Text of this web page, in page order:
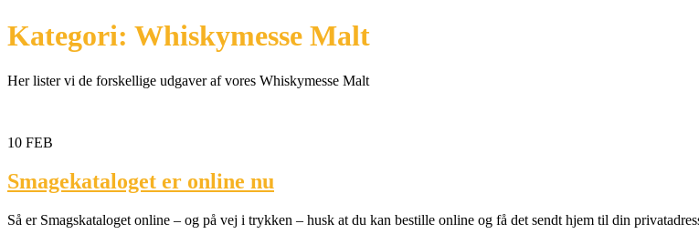
Kategori: Whiskymesse Malt
Her lister vi de forskellige udgaver af vores Whiskymesse Malt
10 FEB
Smagekataloget er online nu
Så er Smagskataloget online – og på vej i trykken – husk at du kan bestille online og få det sendt hjem til din